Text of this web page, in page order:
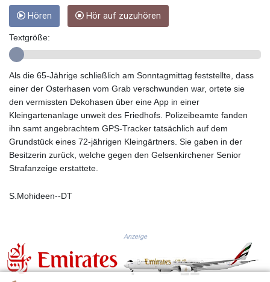
GNF 10130.304785
GTQ 8.80021
HKD 9.049284
HRK 7.536546
HTG 150.809283
HUF 364.573259
IDR 20594.998152
ILS 3.463666
IMP 0.857346
INR 109.83378
JMD 183.168441
JPY 182.641857
KES 149.279328
Hören Hör auf zuzuhören
Textgröße:
Als die 65-Jährige schließlich am Sonntagmittag feststellte, dass
einer der Osterhasen vom Grab verschwunden war, ortete sie
den vermissten Dekohasen über eine App in einer
Kleingartenanlage unweit des Friedhofs. Polizeibeamte fanden
ihn samt angebrachtem GPS-Tracker tatsächlich auf dem
Grundstück eines 72-jährigen Kleingärtners. Sie gaben in der
Besitzerin zurück, welche gegen den Gelsenkirchener Senior
Strafanzeige erstattete.
S.Mohideen--DT
Anzeige